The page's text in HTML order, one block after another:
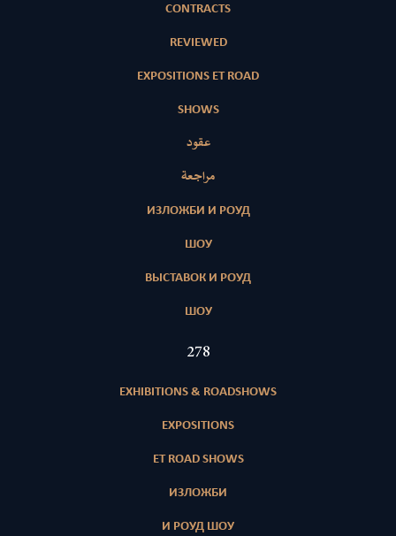
CONTRACTS
REVIEWED
EXPOSITIONS ET ROAD
SHOWS
عقود
مراجعة
ИЗЛОЖБИ И РОУД
ШОУ
ВЫСТАВОК И РОУД
ШОУ
425
EXHIBITIONS & ROADSHOWS
EXPOSITIONS
ET ROAD SHOWS
ИЗЛОЖБИ
И РОУД ШОУ